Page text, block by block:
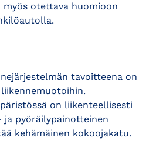
myös otettava huomioon
tavoitteena on
on liikenteellisesti
pyöräilypainotteinen
kehämäinen kokoojakatu.